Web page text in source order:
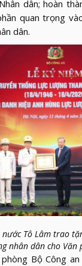
dân; hoàn
quan trọng
dân.
nước Tô Lâm trao
nhân dân cho Văn
Bộ Công